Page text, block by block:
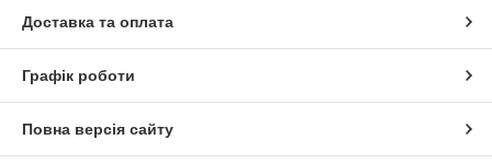
Доставка та оплата
Графік роботи
Повна версія сайту